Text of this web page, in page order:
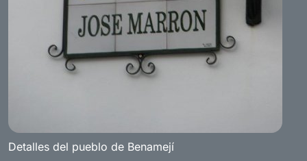
Detalles del pueblo de Benamejí